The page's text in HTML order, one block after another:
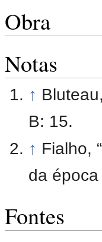
Obra
Notas
↑
B: 15.
↑ Fialho,
da
Fontes